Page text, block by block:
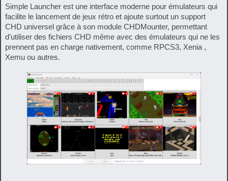
Simple Launcher est une interface moderne pour émulateurs qui
facilite le lancement de jeux rétro et ajoute surtout un support
CHD universel grâce à son module CHDMounter, permettant
d’utiliser des fichiers CHD même avec des émulateurs qui ne les
prennent pas en charge nativement, comme RPCS3, Xenia ,
Xemu ou autres.